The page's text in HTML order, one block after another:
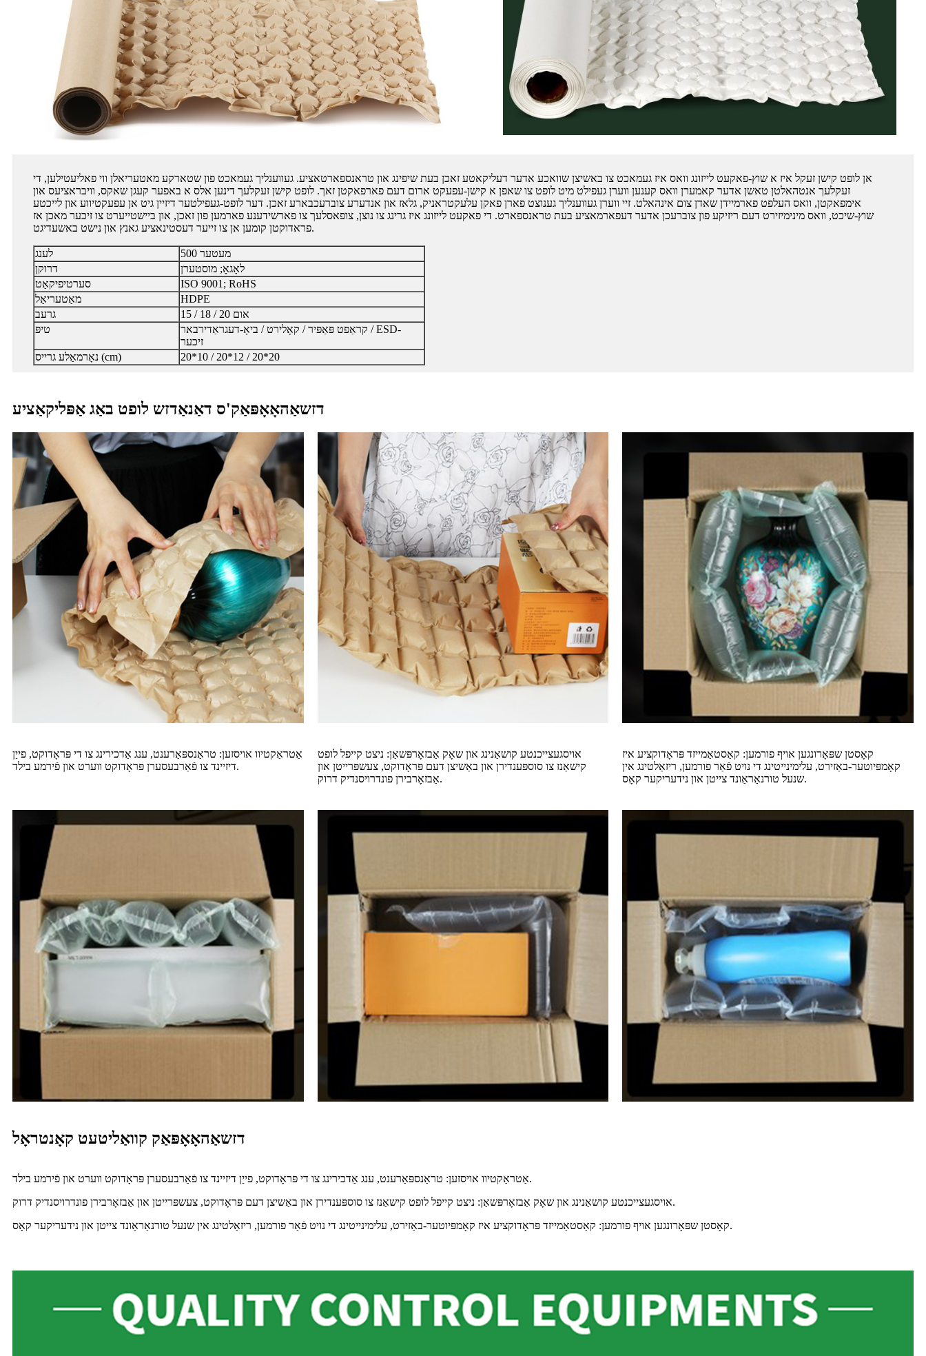
אן לופט קישן זעקל איז א שוץ-פאקעט לייזונג וואס איז געמאכט צו באשיצן שוואכע אדער דעליקאטע זאכן בעת ​​שיפינג און טראנספארטאציע. געווענליך געמאכט פון שטארקע מאטעריאלן ווי פאליעטילען, די
זעקלעך אנטהאלטן טאשן אדער קאמערן וואס קענען ווערן געפילט מיט לופט צו שאפן א קישן-עפעקט ארום דעם פארפאקטן זאך. לופט קישן זעקלעך דינען אלס א באפער קעגן שאקס, וויבראציעס און
אימפאקטן, וואס העלפט פארמיידן שאדן צום אינהאלט. זיי ווערן געווענליך גענוצט פארן פאקן עלעקטראניק, גלאז און אנדערע צוברעכבארע זאכן. דער לופט-געפילטער דיזיין גיט אן עפעקטיווע און לייכטע
שוץ-שיכט, וואס מינימיזירט דעם ריזיקע פון ​​צוברעכן אדער דעפארמאציע בעת טראנספארט. די פאקעט לייזונג איז גרינג צו נוצן, צופאסלעך צו פארשידענע פארמען פון זאכן, און ביישטייערט צו זיכער מאכן אז
פראדוקטן קומען אן צו זייער דעסטינאציע גאנץ און נישט באשעדיגט.
לענג
500 מעטער
דרוקן
לאָגאָ; מוסטערן
סערטיפיקאַט
ISO 9001; RoHS
מאַטעריאַל
HDPE
גרעב
15 / 18 / 20 אום
טיפּ
קראַפט פּאַפּיר / קאָלירט / ביאָ-דעגראַדירבאר / ESD-
זיכער
נאָרמאַלע גרייס (cm)
20*10 / 20*12 / 20*20
דזשאַהאָאָפּאַק'ס דאַנאַדזש לופט באַג אַפּליקאַציע
אַטראַקטיוו אויסזען: טראַנספּאַרענט, ענג אַדכירינג צו די פּראָדוקט, פייַן
דיזיינד צו פֿאַרבעסערן פּראָדוקט ווערט און פֿירמע בילד.
אויסגעצייכנטע קושאַנינג און שאָק אַבזאָרפּשאַן: ניצט קייפל לופט
קישאַנז צו סוספּענדירן און באַשיצן דעם פּראָדוקט, צעשפּרייטן און
אַבזאָרבירן פונדרויסנדיק דרוק.
קאָסטן שפּאָרונגען אויף פורמען: קאַסטאַמייזד פּראָדוקציע איז
קאָמפּיוטער-באַזירט, עלימינייטינג די נויט פֿאַר פורמען, ריזאַלטינג אין
שנעל טורנאַראַונד צייטן און נידעריקער קאָס.
דזשאַהאָאָפּאַק קוואַליטעט קאָנטראָל
אַטראַקטיוו אויסזען: טראַנספּאַרענט, ענג אַדכירינג צו די פּראָדוקט, פייַן דיזיינד צו פֿאַרבעסערן פּראָדוקט ווערט און פֿירמע בילד.
אויסגעצייכנטע קושאַנינג און שאָק אַבזאָרפּשאַן: ניצט קייפל לופט קישאַנז צו סוספּענדירן און באַשיצן דעם פּראָדוקט, צעשפּרייטן און אַבזאָרבירן פונדרויסנדיק דרוק.
קאָסטן שפּאָרונגען אויף פורמען: קאַסטאַמייזד פּראָדוקציע איז קאָמפּיוטער-באַזירט, עלימינייטינג די נויט פֿאַר פורמען, ריזאַלטינג אין שנעל טורנאַראַונד צייטן און נידעריקער קאָס.